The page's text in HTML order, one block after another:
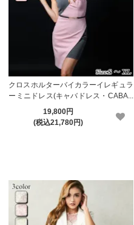
クロスホルターバイカラーイレギュラ
ーミニドレス(キャバドレス・CABAR
ETDRESS)【メーカーお取り寄せ】
19,800円
(税込21,780円)